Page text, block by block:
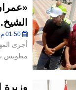
01:50 م - الأحد 19 يوليو 2026
أجرى
مطوبس